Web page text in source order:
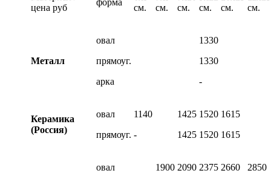
цена руб
см.
см.
см.
см.
см.
см.
Металл
овал
прямоуг.
арка
1330
1330
-
Керамика
(Россия)
овал
прямоуг.
1140
-
1425
1425
1520
1520
1615
1615
овал
1900 2090 2375 2660
2850